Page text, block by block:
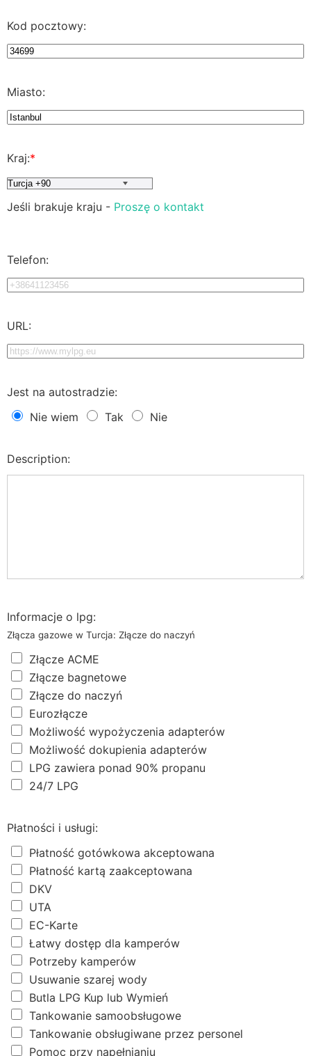
Kod pocztowy:
Miasto:
Kraj:*
Jeśli brakuje kraju - Proszę o kontakt
Telefon:
URL:
Jest na autostradzie:
Nie wiem
Tak Nie
Description:
Informacje o lpg:
Złącza gazowe w Turcja: Złącze do naczyń
Złącze ACME
Złącze bagnetowe
Złącze do naczyń
Eurozłącze
Możliwość wypożyczenia adapterów
Możliwość dokupienia adapterów
LPG zawiera ponad 90% propanu
24/7 LPG
Płatności i usługi:
Płatność gotówkowa akceptowana
Płatność kartą zaakceptowana
DKV
UTA
EC-Karte
Łatwy dostęp dla kamperów
Potrzeby kamperów
Usuwanie szarej wody
Butla LPG Kup lub Wymień
Tankowanie samoobsługowe
Tankowanie obsługiwane przez personel
Pomoc przy napełnianiu